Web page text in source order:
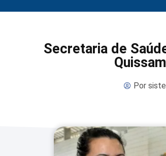
Secretaria de
Por